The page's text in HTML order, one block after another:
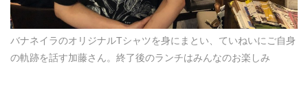
バナネイラのオリジナルTシャツを身にまとい、ていねいにご自身
の軌跡を話す加藤さん。終了後のランチはみんなのお楽しみ